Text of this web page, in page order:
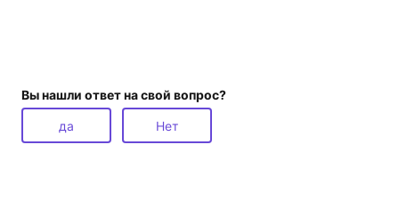
Вы нашли ответ на свой вопрос?
да Нет